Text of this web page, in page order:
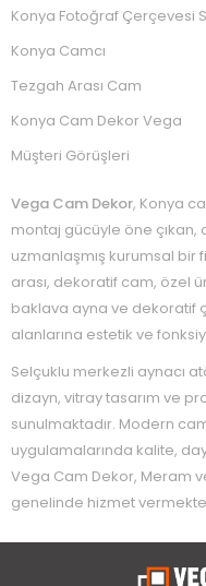
Konya Fotoğraf Çerçevesi
Konya Camcı
Tezgah Arası Cam
Konya Cam Dekor Vega
Müşteri Görüşleri
Vega Cam Dekor, Konya
montaj gücüyle öne
uzmanlaşmış kurumsal bir
arası, dekoratif cam, özel
baklava ayna ve dekoratif
alanlarına estetik ve
Selçuklu merkezli aynacı
dizayn, vitray tasarım ve
sunulmaktadır. Modern
uygulamalarında kalite,
Vega Cam Dekor, Meram
genelinde hizmet